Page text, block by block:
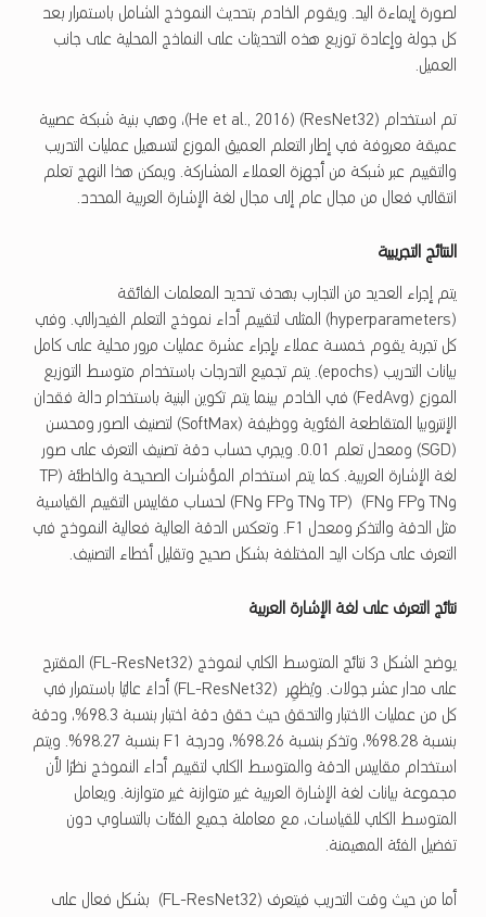
لصورة إيماءة اليد. ويقوم الخادم بتحديث النموذج الشامل باستمرار بعد
كل جولة وإعادة توزيع هذه التحديثات على النماذج المحلية على جانب
العميل.
تم استخدام (ResNet32) (He et al., 2016)، وهي بنية شبكة عصبية
عميقة معروفة في إطار التعلم العميق الموزع لتسهيل عمليات التدريب
والتقييم عبر شبكة من أجهزة العملاء المشاركة. ويمكن هذا النهج تعلم
انتقالي فعال من مجال عام إلى مجال لغة الإشارة العربية المحدد.
النتائج التجريبية
يتم إجراء العديد من التجارب بهدف تحديد المعلمات الفائقة
(hyperparameters) المثلى لتقييم أداء نموذج التعلم الفيدرالي. وفي
كل تجربة يقوم خمسة عملاء بإجراء عشرة عمليات مرور محلية على كامل
بيانات التدريب (epochs). يتم تجميع التدرجات باستخدام متوسط التوزيع
الموزع (FedAvg) في الخادم بينما يتم تكوين البنية باستخدام دالة فقدان
الإنتروبيا المتقاطعة الفئوية ووظيفة (SoftMax) لتصنيف الصور ومحسن
(SGD) ومعدل تعلم 0.01. ويجري حساب دقة تصنيف التعرف على صور
لغة الإشارة العربية. كما يتم استخدام المؤشرات الصحيحة والخاطئة (TP
وTN وFP وFN) (TP وTN وFP وFN) لحساب مقاييس التقييم القياسية
مثل الدقة والتذكر ومعدل F1. وتعكس الدقة العالية فعالية النموذج في
التعرف على حركات اليد المختلفة بشكل صحيح وتقليل أخطاء التصنيف.
نتائج التعرف على لغة الإشارة العربية
يوضح الشكل 3 نتائج المتوسط ​​الكلي لنموذج (FL-ResNet32) المقترح
على مدار عشر جولات. ويُظهِر (FL-ResNet32) أداءً عاليًا باستمرار في
كل من عمليات الاختبار والتحقق حيث حقق دقة اختبار بنسبة 98.3%، ودقة
بنسبة 98.28%، وتذكر بنسبة 98.26%، ودرجة F1 بنسبة 98.27%. ويتم
استخدام مقاييس الدقة والمتوسط ​​الكلي لتقييم أداء النموذج نظرًا لأن
مجموعة بيانات لغة الإشارة العربية غير متوازنة غير متوازنة. ويعامل
المتوسط الكلي للقياسات، مع معاملة جميع الفئات بالتساوي دون
تفضيل الفئة المهيمنة.
أما من حيث وقت التدريب فيتعرف (FL-ResNet32) بشكل فعال على